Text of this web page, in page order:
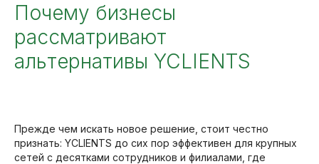
Почему бизнесы
рассматривают
альтернативы YCLIENTS
Прежде чем искать новое решение, стоит честно
признать: YCLIENTS до сих пор эффективен для крупных
сетей с десятками сотрудников и филиалами, где